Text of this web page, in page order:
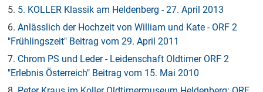
5. 5. KOLLER Klassik am Heldenberg - 27. April 2013
6. Anlässlich der Hochzeit von William und Kate - ORF 2
"Frühlingszeit" Beitrag vom 29. April 2011
7. Chrom PS und Leder - Leidenschaft Oldtimer ORF 2
"Erlebnis Österreich" Beitrag vom 15. Mai 2010